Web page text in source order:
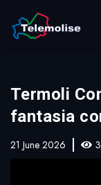
Termoli
fantasia
21 June 2026